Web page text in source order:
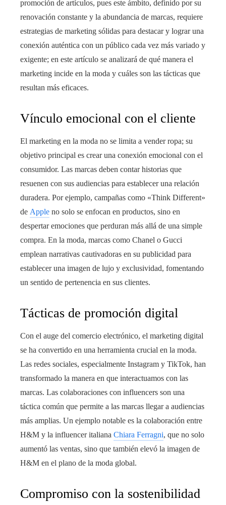
promoción de artículos, pues este ámbito, definido por su
renovación constante y la abundancia de marcas, requiere
estrategias de marketing sólidas para destacar y lograr una
conexión auténtica con un público cada vez más variado y
exigente; en este artículo se analizará de qué manera el
marketing incide en la moda y cuáles son las tácticas que
resultan más eficaces.
Vínculo emocional con el cliente
El marketing en la moda no se limita a vender ropa; su
objetivo principal es crear una conexión emocional con el
consumidor. Las marcas deben contar historias que
resuenen con sus audiencias para establecer una relación
duradera. Por ejemplo, campañas como «Think Different»
de Apple no solo se enfocan en productos, sino en
despertar emociones que perduran más allá de una simple
compra. En la moda, marcas como Chanel o Gucci
emplean narrativas cautivadoras en su publicidad para
establecer una imagen de lujo y exclusividad, fomentando
un sentido de pertenencia en sus clientes.
Tácticas de promoción digital
Con el auge del comercio electrónico, el marketing digital
se ha convertido en una herramienta crucial en la moda.
Las redes sociales, especialmente Instagram y TikTok, han
transformado la manera en que interactuamos con las
marcas. Las colaboraciones con influencers son una
táctica común que permite a las marcas llegar a audiencias
más amplias. Un ejemplo notable es la colaboración entre
H&M y la influencer italiana Chiara Ferragni, que no solo
aumentó las ventas, sino que también elevó la imagen de
H&M en el plano de la moda global.
Compromiso con la sostenibilidad